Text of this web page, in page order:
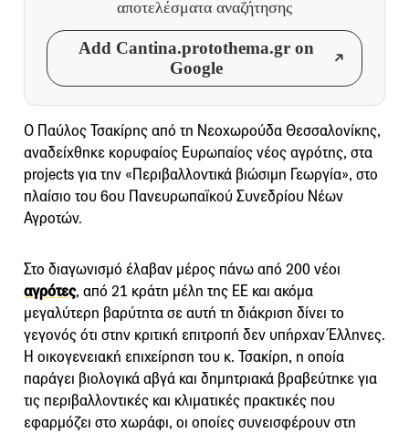
αποτελέσματα αναζήτησης
Add Cantina.protothema.gr on
Google
Ο Παύλος Τσακίρης από τη Νεοχωρούδα Θεσσαλονίκης,
αναδείχθηκε κορυφαίος Ευρωπαίος νέος αγρότης, στα
projects για την «Περιβαλλοντικά βιώσιμη Γεωργία», στο
πλαίσιο του 6ου Πανευρωπαϊκού Συνεδρίου Νέων
Αγροτών.
Στο διαγωνισμό έλαβαν μέρος πάνω από 200 νέοι
αγρότες, από 21 κράτη μέλη της ΕΕ και ακόμα
μεγαλύτερη βαρύτητα σε αυτή τη διάκριση δίνει το
γεγονός ότι στην κριτική επιτροπή δεν υπήρχαν Έλληνες.
Η οικογενειακή επιχείρηση του κ. Τσακίρη, η οποία
παράγει βιολογικά αβγά και δημητριακά βραβεύτηκε για
τις περιβαλλοντικές και κλιματικές πρακτικές που
εφαρμόζει στο χωράφι, οι οποίες συνεισφέρουν στη